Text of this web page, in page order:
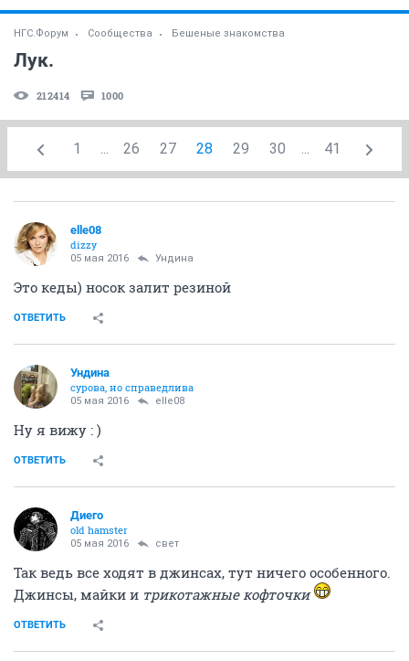
НГС.Форум Сообщества Бешеные знакомства
Лук.
212414 1000
1 ... 26 27 28 29 30 ... 41
elle08
dizzy
05 мая 2016 Ундинa
Это кеды) носок залит резиной
ОТВЕТИТЬ
Ундинa
сурова, но справедлива
05 мая 2016 elle08
Ну я вижу : )
ОТВЕТИТЬ
Диего
old hamster
05 мая 2016 свет
Так ведь все ходят в джинсах, тут ничего особенного.
Джинсы, майки и трикотажные кофточки
ОТВЕТИТЬ